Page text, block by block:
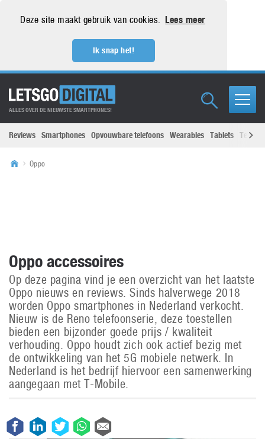
Deze site maakt gebruik van cookies. Lees meer
Ik snap het!
ALLES OVER DE NIEUWSTE SMARTPHONES!
Reviews Smartphones Opvouwbare telefoons Wearables Tablets
Oppo
Oppo accessoires
Op deze pagina vind je een overzicht van het laatste
Oppo nieuws en reviews. Sinds halverwege 2018
worden Oppo smartphones in Nederland verkocht.
Nieuw is de Reno telefoonserie, deze toestellen
bieden een bijzonder goede prijs / kwaliteit
verhouding. Oppo houdt zich ook actief bezig met
de ontwikkeling van het 5G mobiele netwerk. In
Nederland is het bedrijf hiervoor een samenwerking
aangegaan met T-Mobile.